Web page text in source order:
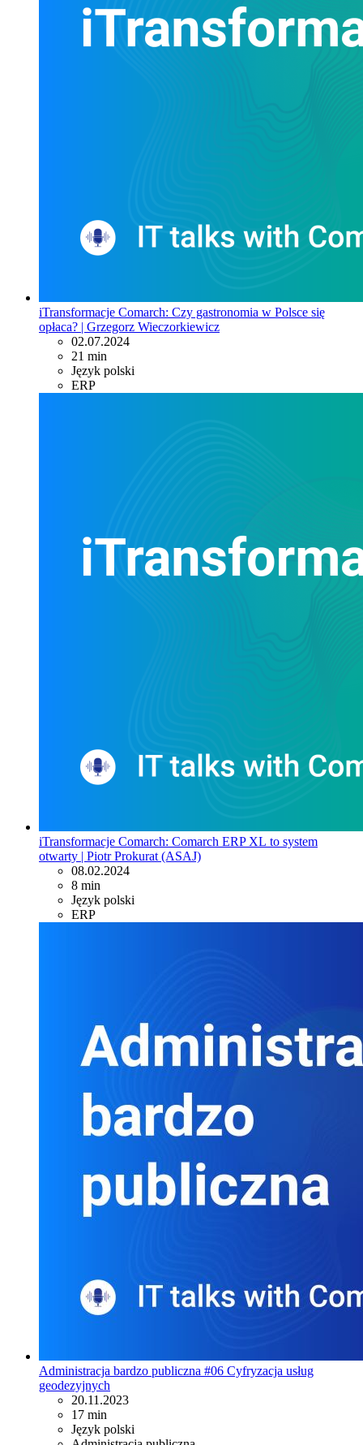
iTransformacje Comarch: Czy gastronomia w Polsce się
opłaca? | Grzegorz Wieczorkiewicz
02.07.2024
21 min
Język polski
ERP
iTransformacje Comarch: Comarch ERP XL to system
otwarty | Piotr Prokurat (ASAJ)
08.02.2024
8 min
Język polski
ERP
Administracja bardzo publiczna #06 Cyfryzacja usług
geodezyjnych
20.11.2023
17 min
Język polski